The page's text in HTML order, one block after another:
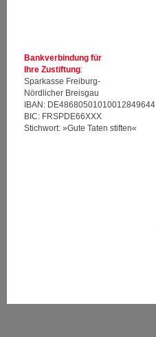
Bankverbindung für
Ihre Zustiftung:
Sparkasse Freiburg-
Nördlicher Breisgau
IBAN: DE48680501010012849644
BIC: FRSPDE66XXX
Stichwort: »Gute Taten stiften«